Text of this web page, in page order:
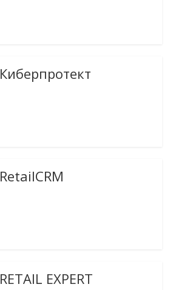
Киберпротект
RetailCRM
RETAIL EXPERT